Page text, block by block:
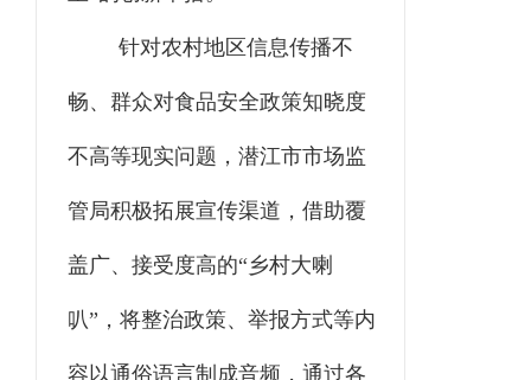
针对农村地区信息传播不
畅、群众对食品安全政策知晓度
不高等现实问题，潜江市市场监
管局积极拓展宣传渠道，借助覆
盖广、接受度高的“乡村大喇
叭”，将整治政策、举报方式等内
容以通俗语言制成音频，通过各